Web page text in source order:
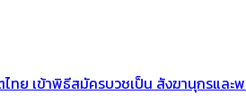
ย เข้าพิธีสมัครบวชเป็น สังฆานุกรและพ